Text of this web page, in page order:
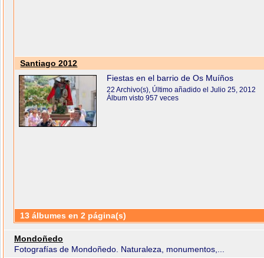
Santiago 2012
Fiestas en el barrio de Os Muíños
22 Archivo(s), Último añadido el Julio 25, 2012
Álbum visto 957 veces
13 álbumes en 2 página(s)
Mondoñedo
Fotografías de Mondoñedo. Naturaleza, monumentos,...